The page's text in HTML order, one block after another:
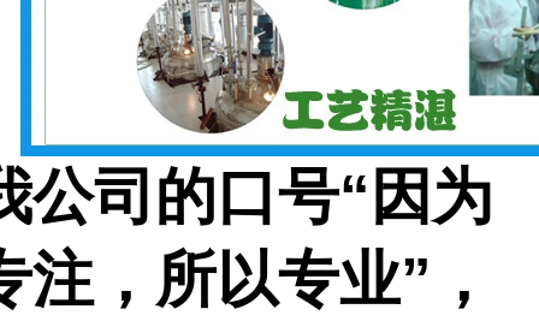
公司的口号“因为
注，所以专业”，